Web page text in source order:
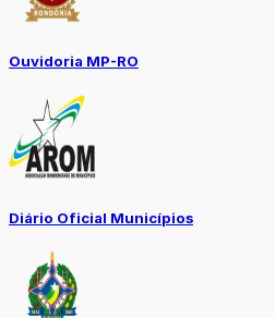
Ouvidoria MP-RO
Diário Oficial Municípios